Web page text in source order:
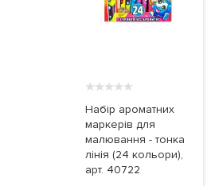
★★★★★
Набір ароматних
маркерів для
малювання - тонка
лінія (24 кольори),
арт. 40722